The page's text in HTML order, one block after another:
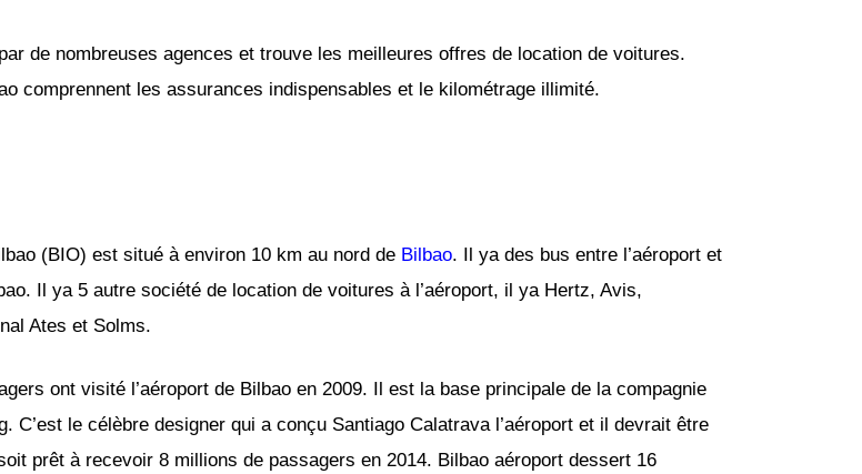
de nombreuses agences et trouve les meilleures offres de location de voitures.
comprennent les assurances indispensables et le kilométrage illimité.
(BIO) est situé à environ 10 km au nord de Bilbao. Il ya des bus entre l’aéroport et
Il ya 5 autre société de location de voitures à l’aéroport, il ya Hertz, Avis,
Ates et Solms.
ont visité l’aéroport de Bilbao en 2009. Il est la base principale de la compagnie
C’est le célèbre designer qui a conçu Santiago Calatrava l’aéroport et il devrait être
prêt à recevoir 8 millions de passagers en 2014. Bilbao aéroport dessert 16